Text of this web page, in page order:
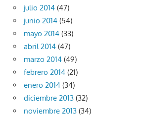
julio 2014 (47)
junio 2014 (54)
mayo 2014 (33)
abril 2014 (47)
marzo 2014 (49)
febrero 2014 (21)
enero 2014 (34)
diciembre 2013 (32)
noviembre 2013 (34)